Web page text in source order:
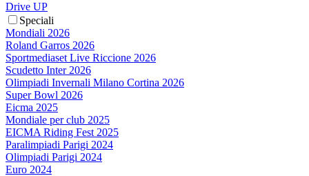
Drive UP
Speciali
Mondiali 2026
Roland Garros 2026
Sportmediaset Live Riccione 2026
Scudetto Inter 2026
Olimpiadi Invernali Milano Cortina 2026
Super Bowl 2026
Eicma 2025
Mondiale per club 2025
EICMA Riding Fest 2025
Paralimpiadi Parigi 2024
Olimpiadi Parigi 2024
Euro 2024